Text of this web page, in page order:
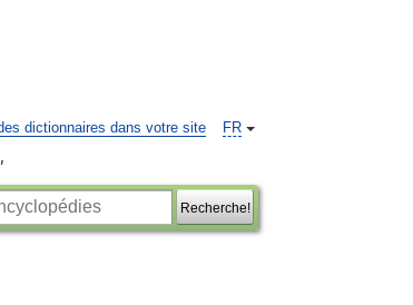
FR
dictionnaires dans votre site
Recherche!